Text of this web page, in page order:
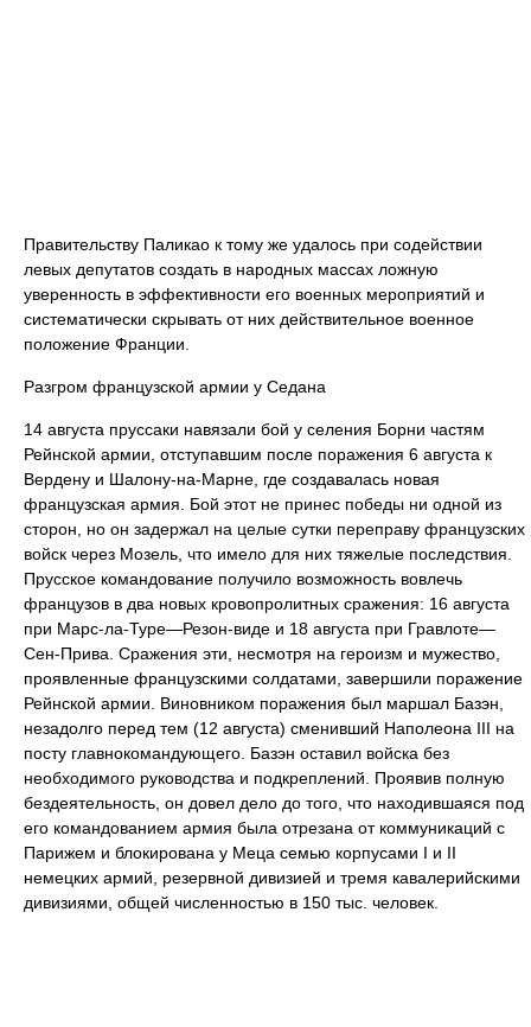
Правительству Паликао к тому же удалось при содействии
левых депутатов создать в народных массах ложную
уверенность в эффективности его военных мероприятий и
систематически скрывать от них действительное военное
положение Франции.
Разгром французской армии у Седана
14 августа пруссаки навязали бой у селения Борни частям
Рейнской армии, отступавшим после поражения 6 августа к
Вердену и Шалону-на-Марне, где создавалась новая
французская армия. Бой этот не принес победы ни одной из
сторон, но он задержал на целые сутки переправу французских
войск через Мозель, что имело для них тяжелые последствия.
Прусское командование получило возможность вовлечь
французов в два новых кровопролитных сражения: 16 августа
при Марс-ла-Туре—Резон-виде и 18 августа при Гравлоте—
Сен-Прива. Сражения эти, несмотря на героизм и мужество,
проявленные французскими солдатами, завершили поражение
Рейнской армии. Виновником поражения был маршал Базэн,
незадолго перед тем (12 августа) сменивший Наполеона III на
посту главнокомандующего. Базэн оставил войска без
необходимого руководства и подкреплений. Проявив полную
бездеятельность, он довел дело до того, что находившаяся под
его командованием армия была отрезана от коммуникаций с
Парижем и блокирована у Меца семью корпусами I и II
немецких армий, резервной дивизией и тремя кавалерийскими
дивизиями, общей численностью в 150 тыс. человек.